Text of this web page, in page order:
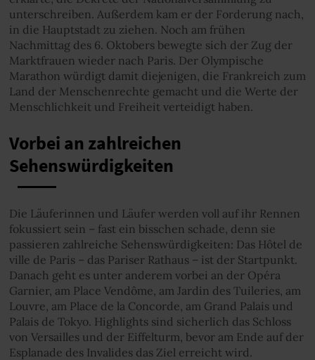
unterschreiben. Außerdem kam er der Forderung nach,
in die Hauptstadt zu ziehen. Noch am frühen
Nachmittag des 6. Oktobers bewegte sich der Zug der
Marktfrauen wieder nach Paris. Der Olympische
Marathon würdigt damit diejenigen, die Frankreich zum
Land der Menschenrechte gemacht und die Werte der
Menschlichkeit und Freiheit verteidigt haben.
Vorbei an zahlreichen
Sehenswürdigkeiten
Die Läuferinnen und Läufer werden voll auf ihr Rennen
fokussiert sein – fast ein bisschen schade, denn sie
passieren zahlreiche Sehenswürdigkeiten: Das Hôtel de
ville de Paris – das Pariser Rathaus – ist der Startpunkt.
Danach geht es unter anderem vorbei an der Opéra
Garnier, am Place Vendôme, am Jardin des Tuileries, am
Louvre, am Place de la Concorde, am Grand Palais und
Palais de Tokyo. Highlights sind sicherlich das Schloss
von Versailles und der Eiffelturm, bevor am Ende auf der
Esplanade des Invalides das Ziel erreicht wird.